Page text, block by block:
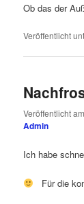
Ob das der
Veröffentlicht
Veröffentlicht
Admin
Ich habe
Für die